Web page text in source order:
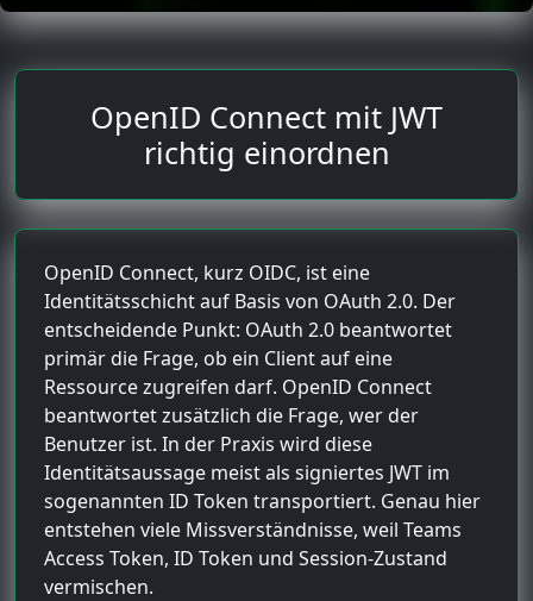
OpenID Connect mit JWT
richtig einordnen
OpenID Connect, kurz OIDC, ist eine
Identitätsschicht auf Basis von OAuth 2.0. Der
entscheidende Punkt: OAuth 2.0 beantwortet
primär die Frage, ob ein Client auf eine
Ressource zugreifen darf. OpenID Connect
beantwortet zusätzlich die Frage, wer der
Benutzer ist. In der Praxis wird diese
Identitätsaussage meist als signiertes JWT im
sogenannten ID Token transportiert. Genau hier
entstehen viele Missverständnisse, weil Teams
Access Token, ID Token und Session-Zustand
vermischen.